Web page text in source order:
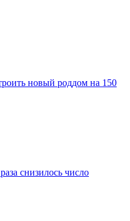
новый роддом на 150
снизилось число